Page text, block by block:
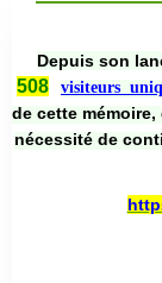
Depuis son
508
visiteurs
de cette
nécessité de